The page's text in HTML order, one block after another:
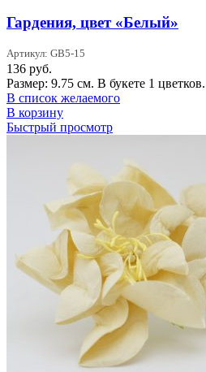
Гардения, цвет «Белый»
Артикул: GB5-15
136 руб.
Размер: 9.75 см. В букете 1 цветков.
В список желаемого
В корзину
Быстрый просмотр